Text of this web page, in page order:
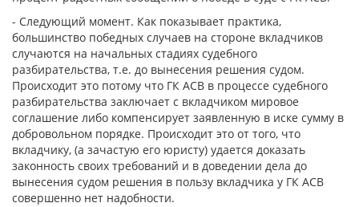
- Следующий момент. Как показывает практика,
большинство победных случаев на стороне вкладчиков
случаются на начальных стадиях судебного
разбирательства, т.е. до вынесения решения судом.
Происходит это потому что ГК АСВ в процессе судебного
разбирательства заключает с вкладчиком мировое
соглашение либо компенсирует заявленную в иске сумму в
добровольном порядке. Происходит это от того, что
вкладчику, (а зачастую его юристу) удается доказать
законность своих требований и в доведении дела до
вынесения судом решения в пользу вкладчика у ГК АСВ
совершенно нет надобности.